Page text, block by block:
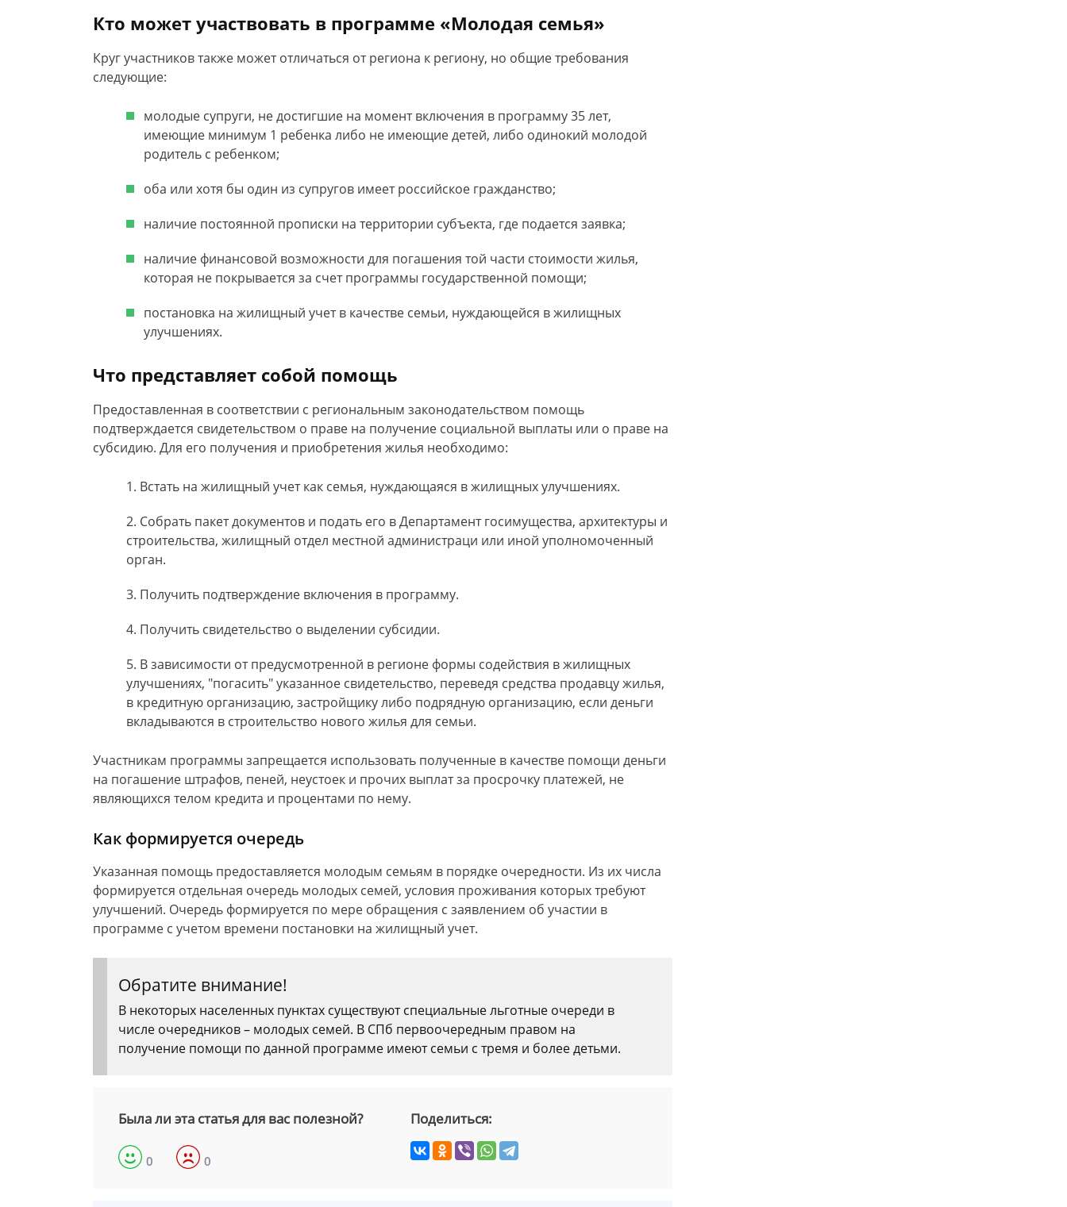
Кто может участвовать в программе «Молодая семья»
Круг участников также может отличаться от региона к региону, но общие требования
следующие:
молодые супруги, не достигшие на момент включения в программу 35 лет,
имеющие минимум 1 ребенка либо не имеющие детей, либо одинокий молодой
родитель с ребенком;
оба или хотя бы один из супругов имеет российское гражданство;
наличие постоянной прописки на территории субъекта, где подается заявка;
наличие финансовой возможности для погашения той части стоимости жилья,
которая не покрывается за счет программы государственной помощи;
постановка на жилищный учет в качестве семьи, нуждающейся в жилищных
улучшениях.
Что представляет собой помощь
Предоставленная в соответствии с региональным законодательством помощь
подтверждается свидетельством о праве на получение социальной выплаты или о праве на
субсидию. Для его получения и приобретения жилья необходимо:
Встать на жилищный учет как семья, нуждающаяся в жилищных улучшениях.
Собрать пакет документов и подать его в Департамент госимущества, архитектуры и
строительства, жилищный отдел местной администраци или иной уполномоченный
орган.
Получить подтверждение включения в программу.
Получить свидетельство о выделении субсидии.
В зависимости от предусмотренной в регионе формы содействия в жилищных
улучшениях, "погасить" указанное свидетельство, переведя средства продавцу жилья,
в кредитную организацию, застройщику либо подрядную организацию, если деньги
вкладываются в строительство нового жилья для семьи.
Участникам программы запрещается использовать полученные в качестве помощи деньги
на погашение штрафов, пеней, неустоек и прочих выплат за просрочку платежей, не
являющихся телом кредита и процентами по нему.
Как формируется очередь
Указанная помощь предоставляется молодым семьям в порядке очередности. Из их числа
формируется отдельная очередь молодых семей, условия проживания которых требуют
улучшений. Очередь формируется по мере обращения с заявлением об участии в
программе с учетом времени постановки на жилищный учет.
Обратите внимание!
В некоторых населенных пунктах существуют специальные льготные очереди в
числе очередников – молодых семей. В СПб первоочередным правом на
получение помощи по данной программе имеют семьи с тремя и более детьми.
Была ли эта статья для вас полезной?
0 0
Поделиться: